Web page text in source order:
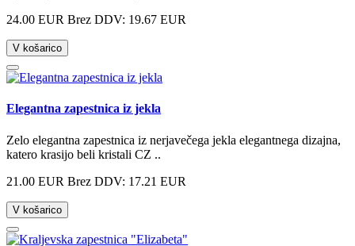
24.00 EUR Brez DDV: 19.67 EUR
V košarico
Elegantna zapestnica iz jekla
Zelo elegantna zapestnica iz nerjavečega jekla elegantnega dizajna,
katero krasijo beli kristali CZ ..
21.00 EUR Brez DDV: 17.21 EUR
V košarico